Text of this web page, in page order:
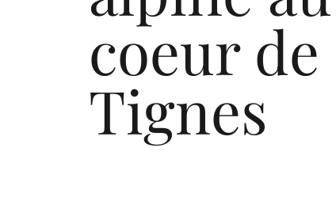
coeur de
Tignes